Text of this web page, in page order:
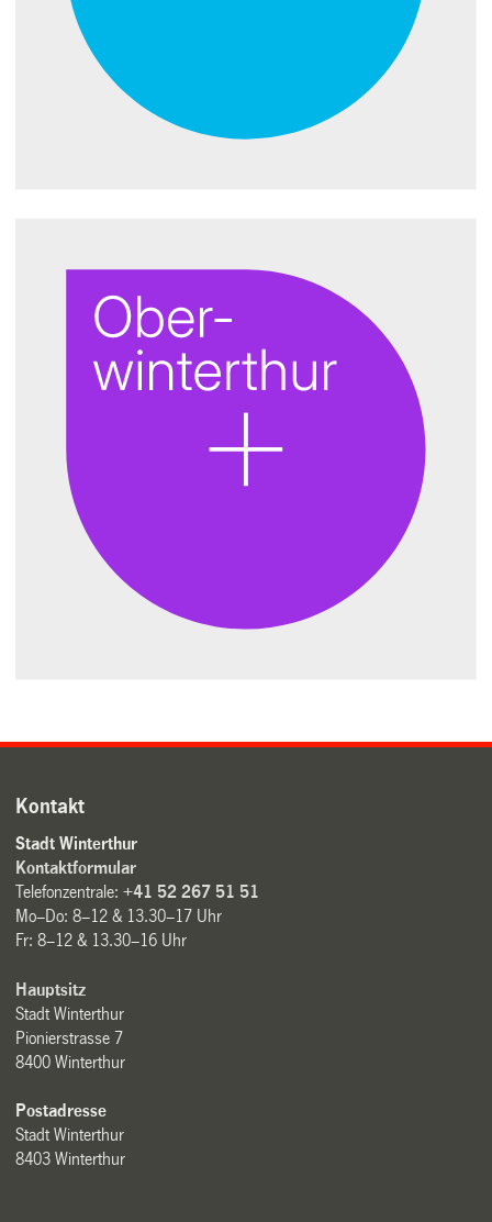
Kontakt
Stadt Winterthur
Kontaktformular
Telefonzentrale:+41 52 267 51 51
Mo–Do: 8–12 & 13.30–17 Uhr
Fr: 8–12 & 13.30–16 Uhr
Hauptsitz
Stadt Winterthur
Pionierstrasse 7
8400 Winterthur
Postadresse
Stadt Winterthur
8403 Winterthur